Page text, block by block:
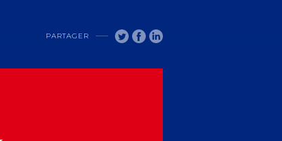
PARTAGER